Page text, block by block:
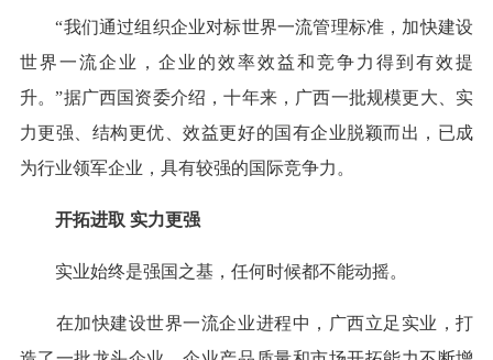
“我们通过组织企业对标世界一流管理标准，加快建设
世界一流企业，企业的效率效益和竞争力得到有效提
升。”据广西国资委介绍，十年来，广西一批规模更大、实
力更强、结构更优、效益更好的国有企业脱颖而出，已成
为行业领军企业，具有较强的国际竞争力。
开拓进取 实力更强
实业始终是强国之基，任何时候都不能动摇。
在加快建设世界一流企业进程中，广西立足实业，打